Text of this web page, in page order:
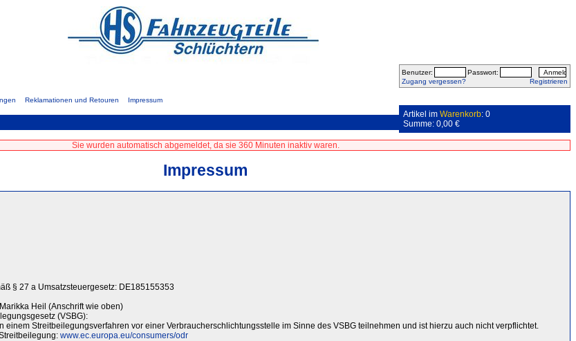
Benutzer:
Passwort:
Zugang vergessen?
Registrieren
Reklamationen und Retouren Impressum
Artikel im Warenkorb: 0
Summe: 0,00 €
Sie wurden automatisch abgemeldet, da sie 360 Minuten inaktiv waren.
Impressum
§ 27 a Umsatzsteuergesetz: DE185155353
Heil (Anschrift wie oben)
(VSBG):
einem Streitbeilegungsverfahren vor einer Verbraucherschlichtungsstelle im Sinne des VSBG teilnehmen und ist hierzu auch nicht verpflichtet.
www.ec.europa.eu/consumers/odr